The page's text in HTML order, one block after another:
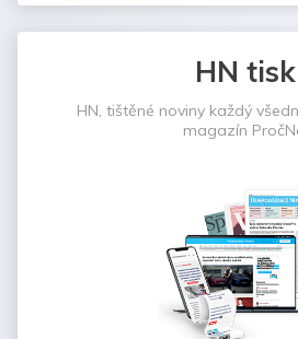
HN tisk
HN, tištěné noviny každý
magazín